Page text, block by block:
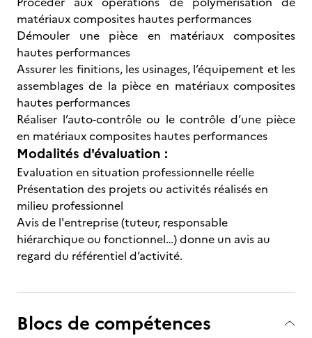
matériaux composites hautes performances
Démouler une pièce en matériaux composites
hautes performances
Assurer les finitions, les usinages, l’équipement et les
assemblages de la pièce en matériaux composites
hautes performances
Réaliser l’auto-contrôle ou le contrôle d’une pièce
en matériaux composites hautes performances
Modalités d'évaluation :
Evaluation en situation professionnelle réelle
Présentation des projets ou activités réalisés en
milieu professionnel
Avis de l'entreprise (tuteur, responsable
hiérarchique ou fonctionnel…) donne un avis au
regard du référentiel d’activité.
Blocs de compétences